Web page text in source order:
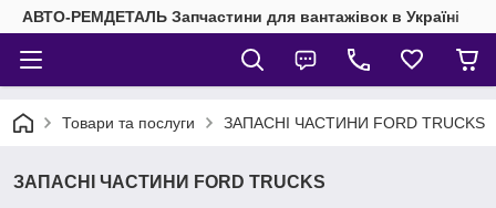
АВТО-РЕМДЕТАЛЬ Запчастини для вантажівок в Україні
Товари та послуги ЗАПАСНІ ЧАСТИНИ FORD TRUCKS
ЗАПАСНІ ЧАСТИНИ FORD TRUCKS